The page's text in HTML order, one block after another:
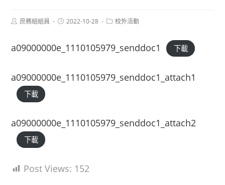
Post庶務組組員
Post2022-10-28
Post校外活動
a09000000e_1110105979_senddoc1 下載
a09000000e_1110105979_senddoc1_attach1
下載
a09000000e_1110105979_senddoc1_attach2
下載
Post Views: 152